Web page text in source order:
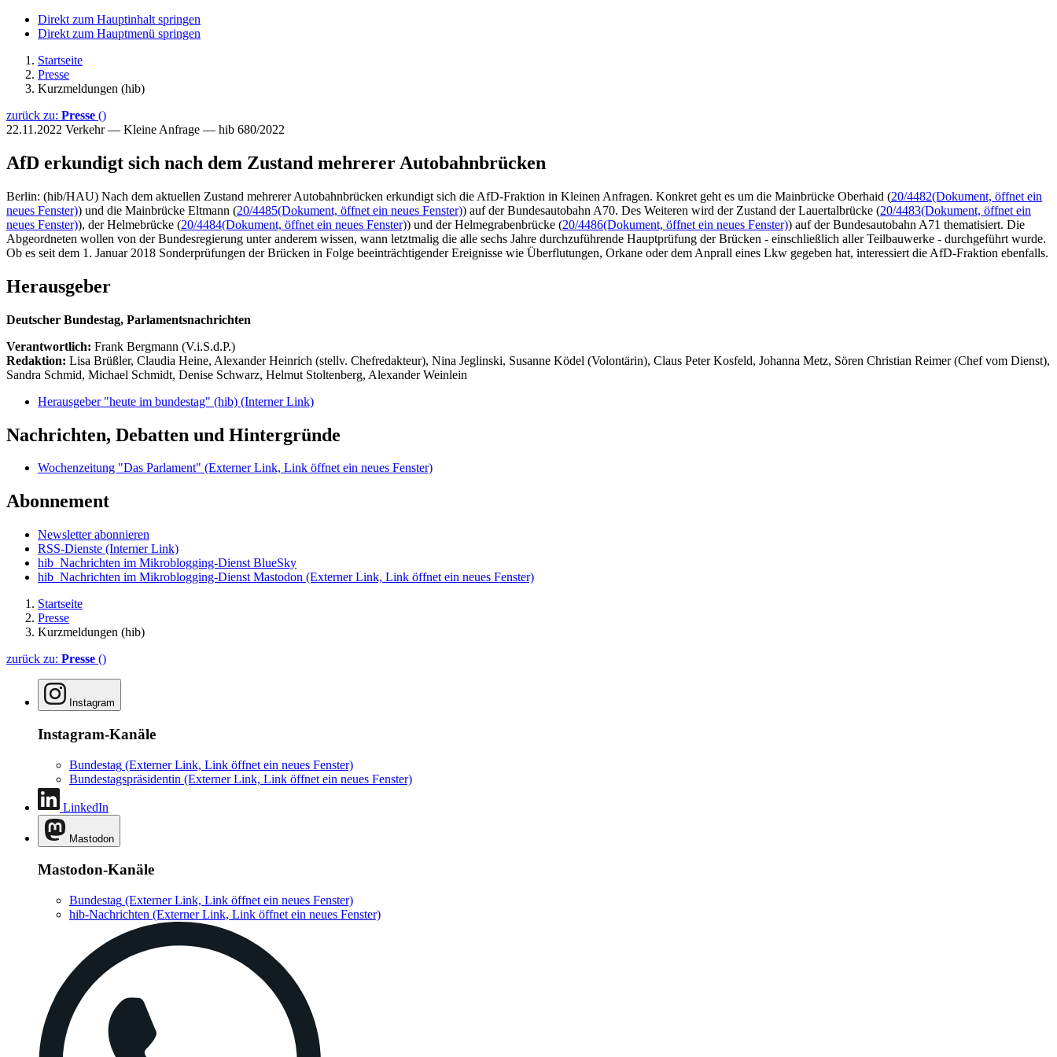
Direkt zum Hauptinhalt springen
Direkt zum Hauptmenü springen
Startseite
Presse
Kurzmeldungen (hib)
zurück zu: Presse ()
22.11.2022 Verkehr — Kleine Anfrage — hib 680/2022
AfD erkundigt sich nach dem Zustand mehrerer Autobahnbrücken
Berlin: (hib/HAU) Nach dem aktuellen Zustand mehrerer Autobahnbrücken erkundigt sich die AfD-Fraktion in Kleinen Anfragen. Konkret geht es um die Mainbrücke Oberhaid (20/4482(Dokument, öffnet ein
neues Fenster)) und die Mainbrücke Eltmann (20/4485(Dokument, öffnet ein neues Fenster)) auf der Bundesautobahn A70. Des Weiteren wird der Zustand der Lauertalbrücke (20/4483(Dokument, öffnet ein
neues Fenster)), der Helmebrücke (20/4484(Dokument, öffnet ein neues Fenster)) und der Helmegrabenbrücke (20/4486(Dokument, öffnet ein neues Fenster)) auf der Bundesautobahn A71 thematisiert. Die
Abgeordneten wollen von der Bundesregierung unter anderem wissen, wann letztmalig die alle sechs Jahre durchzuführende Hauptprüfung der Brücken - einschließlich aller Teilbauwerke - durchgeführt wurde.
Ob es seit dem 1. Januar 2018 Sonderprüfungen der Brücken in Folge beeinträchtigender Ereignisse wie Überflutungen, Orkane oder dem Anprall eines Lkw gegeben hat, interessiert die AfD-Fraktion ebenfalls.
Herausgeber
Deutscher Bundestag, Parlamentsnachrichten
Verantwortlich: Frank Bergmann (V.i.S.d.P.)
Redaktion: Lisa Brüßler, Claudia Heine, Alexander Heinrich (stellv. Chefredakteur), Nina Jeglinski, Susanne Ködel (Volontärin), Claus Peter Kosfeld, Johanna Metz, Sören Christian Reimer (Chef vom Dienst),
Sandra Schmid, Michael Schmidt, Denise Schwarz, Helmut Stoltenberg, Alexander Weinlein
Herausgeber "heute im bundestag" (hib) (Interner Link)
Nachrichten, Debatten und Hintergründe
Wochenzeitung "Das Parlament" (Externer Link, Link öffnet ein neues Fenster)
Abonnement
Newsletter abonnieren
RSS-Dienste (Interner Link)
hib_Nachrichten im Mikroblogging-Dienst BlueSky
hib_Nachrichten im Mikroblogging-Dienst Mastodon (Externer Link, Link öffnet ein neues Fenster)
Startseite
Presse
Kurzmeldungen (hib)
zurück zu: Presse ()
Instagram
Instagram-Kanäle
Bundestag (Externer Link, Link öffnet ein neues Fenster)
Bundestagspräsidentin (Externer Link, Link öffnet ein neues Fenster)
LinkedIn
Mastodon
Mastodon-Kanäle
Bundestag (Externer Link, Link öffnet ein neues Fenster)
hib-Nachrichten (Externer Link, Link öffnet ein neues Fenster)